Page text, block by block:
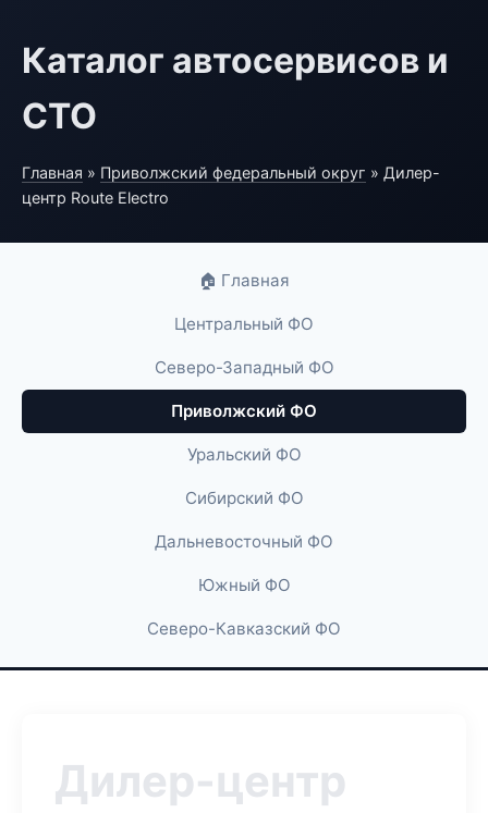
Каталог автосервисов и
СТО
Главная » Приволжский федеральный округ » Дилер-
центр Route Electro
🏠 Главная
Центральный ФО
Северо-Западный ФО
Приволжский ФО
Уральский ФО
Сибирский ФО
Дальневосточный ФО
Южный ФО
Северо-Кавказский ФО
Дилер-центр